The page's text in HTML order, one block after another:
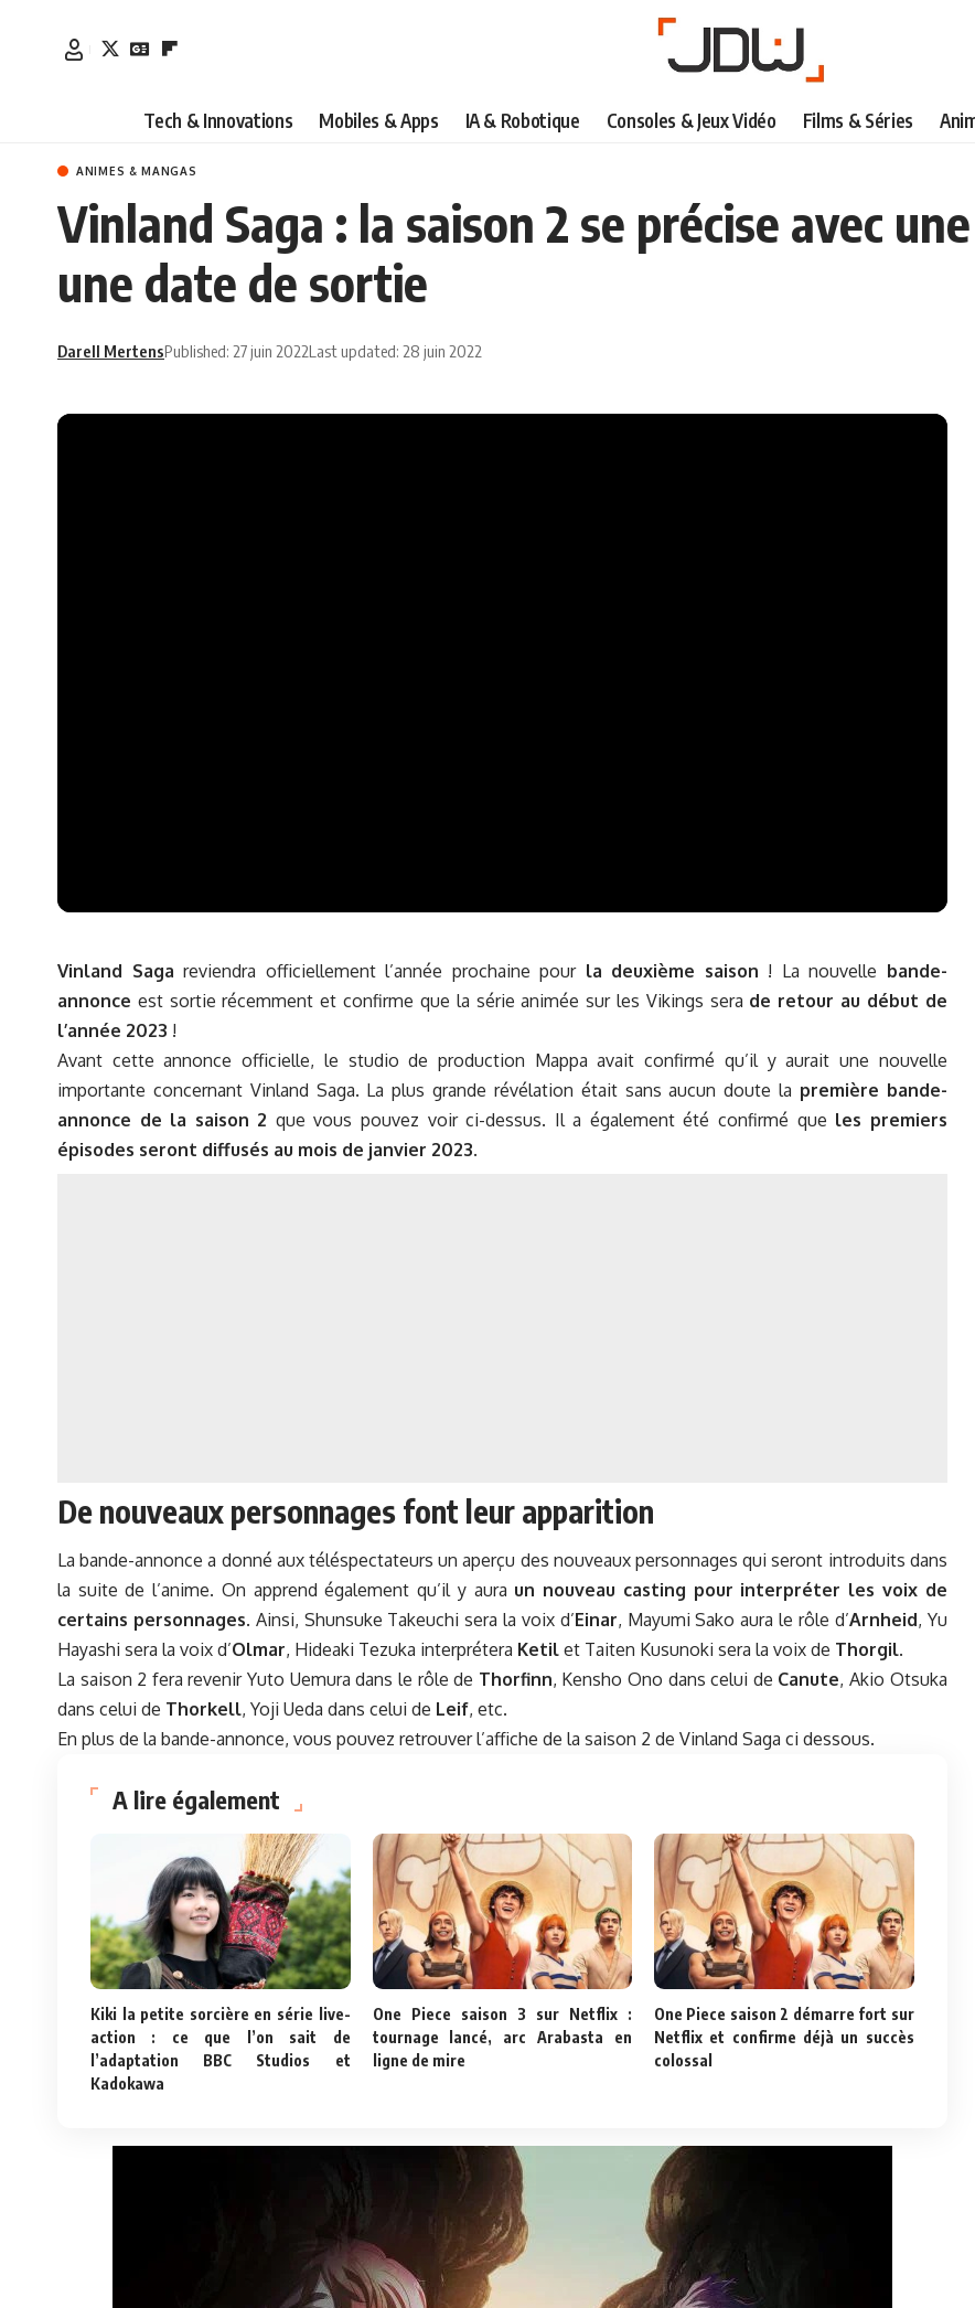
Tech & Innovations Mobiles & Apps IA & Robotique Consoles & Jeux Vidéo Films & Séries
ANIMES & MANGAS
Vinland Saga : la saison 2 se précise avec
une date de sortie
Darell MertensPublished: 27 juin 2022Last updated: 28 juin 2022
Vinland Saga reviendra officiellement l’année prochaine pour la deuxième saison ! La nouvelle bande-
annonce est sortie récemment et confirme que la série animée sur les Vikings sera de retour au début de
l’année 2023 !
Avant cette annonce officielle, le studio de production Mappa avait confirmé qu’il y aurait une nouvelle
importante concernant Vinland Saga. La plus grande révélation était sans aucun doute la première bande-
annonce de la saison 2 que vous pouvez voir ci-dessus. Il a également été confirmé que les premiers
épisodes seront diffusés au mois de janvier 2023.
De nouveaux personnages font leur apparition
La bande-annonce a donné aux téléspectateurs un aperçu des nouveaux personnages qui seront introduits dans
la suite de l’anime. On apprend également qu’il y aura un nouveau casting pour interpréter les voix de
certains personnages. Ainsi, Shunsuke Takeuchi sera la voix d’Einar, Mayumi Sako aura le rôle d’Arnheid, Yu
Hayashi sera la voix d’Olmar, Hideaki Tezuka interprétera Ketil et Taiten Kusunoki sera la voix de Thorgil.
La saison 2 fera revenir Yuto Uemura dans le rôle de Thorfinn, Kensho Ono dans celui de Canute, Akio Otsuka
dans celui de Thorkell, Yoji Ueda dans celui de Leif, etc.
En plus de la bande-annonce, vous pouvez retrouver l’affiche de la saison 2 de Vinland Saga ci dessous.
A lire également
Kiki la petite sorcière en série live-
action : ce que l’on sait de
l’adaptation BBC Studios et
Kadokawa
One Piece saison 3 sur Netflix :
tournage lancé, arc Arabasta en
ligne de mire
One Piece saison 2 démarre fort sur
Netflix et confirme déjà un succès
colossal